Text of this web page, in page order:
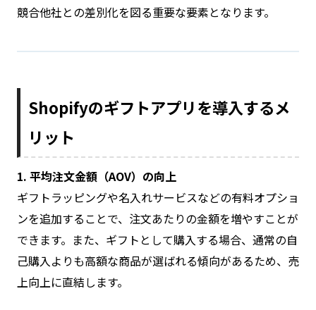
競合他社との差別化を図る重要な要素となります。
Shopifyのギフトアプリを導入するメ
リット
1. 平均注文金額（AOV）の向上
ギフトラッピングや名入れサービスなどの有料オプショ
ンを追加することで、注文あたりの金額を増やすことが
できます。また、ギフトとして購入する場合、通常の自
己購入よりも高額な商品が選ばれる傾向があるため、売
上向上に直結します。